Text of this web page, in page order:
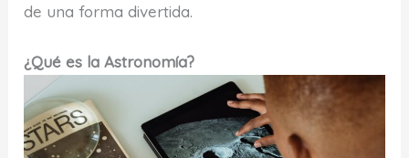
de una forma divertida.
¿Qué es la Astronomía?